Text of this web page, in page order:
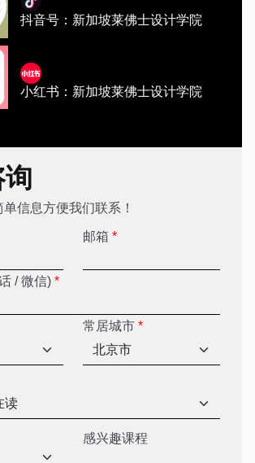
抖音号：新加坡莱佛士设计学院
小红书：新加坡莱佛士设计学院
信息方便我们联系！
邮箱 *
/ 微信) *
常居城市 *
感兴趣课程